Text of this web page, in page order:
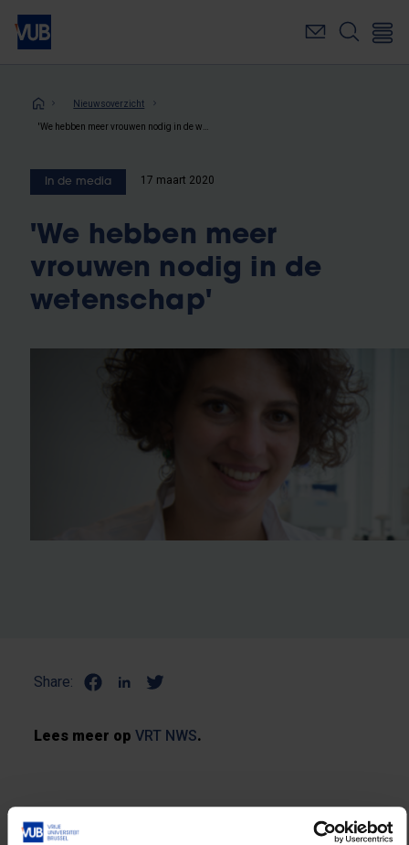
Overslaan
naar
inhoudKruimelpad
Nieuwsoverzicht
In de media 17 maart 2020
'We hebben meer
vrouwen nodig in de
wetenschap'
Share:
Lees meer opVRT NWS.